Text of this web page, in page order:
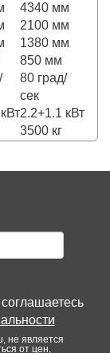
4340 мм
2100 мм
1380 мм
850 мм
80 град/
сек
2.2+1.1 кВт
3500 кг
не является
от цен,